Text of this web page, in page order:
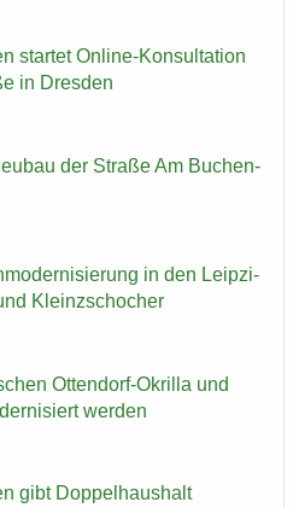
star­tet Online-​Konsultation
in Dres­den
der Stra­ße Am Bu­chen­
in den Leip­zi­
Kleinzschoch­er
Ottendorf-​Okrilla und
wer­den
gibt Dop­pel­haus­halt